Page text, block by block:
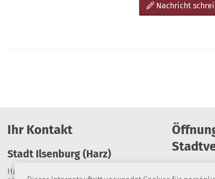
Nachricht
Ihr Kontakt
Stadt Ilsenburg (Harz)
Harzburger Straße 24